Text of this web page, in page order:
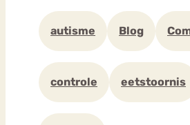
autisme Blog
controle eetstoornis